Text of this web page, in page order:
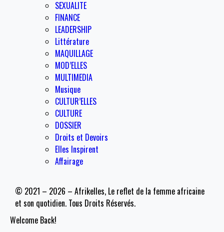
SEXUALITE
FINANCE
LEADERSHIP
Littérature
MAQUILLAGE
MOD’ELLES
MULTIMEDIA
Musique
CULTUR’ELLES
CULTURE
DOSSIER
Droits et Devoirs
Elles Inspirent
Affairage
© 2021 – 2026 – Afrikelles, Le reflet de la femme africaine
et son quotidien. Tous Droits Réservés.
Welcome Back!